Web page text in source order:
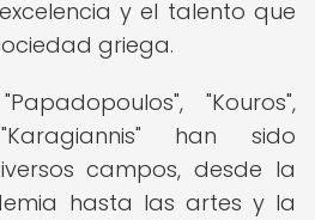
y el talento que
griega.
"Kouros",
han sido
campos, desde la
hasta las artes y la